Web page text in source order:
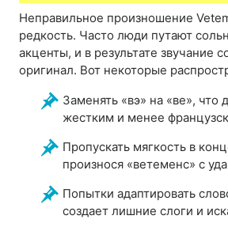
Неправильное произношение
редкость. Часто люди путают
акценты, и в результате звучание
оригинал. Вот некоторые
Заменять «вэ» на «ве», что
жестким и менее
Пропускать мягкость в
произнося «ветеменс» с
Попытки адаптировать
создает лишние слоги и